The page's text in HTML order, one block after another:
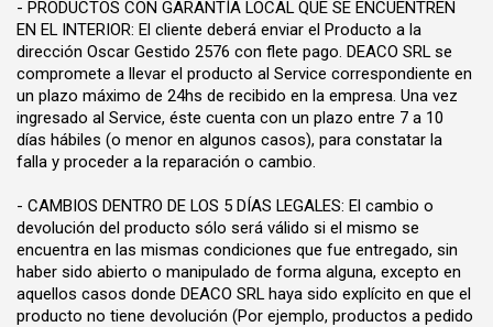
- PRODUCTOS CON GARANTÍA LOCAL QUE SE ENCUENTREN
EN EL INTERIOR: El cliente deberá enviar el Producto a la
dirección Oscar Gestido 2576 con flete pago. DEACO SRL se
compromete a llevar el producto al Service correspondiente en
un plazo máximo de 24hs de recibido en la empresa. Una vez
ingresado al Service, éste cuenta con un plazo entre 7 a 10
días hábiles (o menor en algunos casos), para constatar la
falla y proceder a la reparación o cambio.
- CAMBIOS DENTRO DE LOS 5 DÍAS LEGALES: El cambio o
devolución del producto sólo será válido si el mismo se
encuentra en las mismas condiciones que fue entregado, sin
haber sido abierto o manipulado de forma alguna, excepto en
aquellos casos donde DEACO SRL haya sido explícito en que el
producto no tiene devolución (Por ejemplo, productos a pedido